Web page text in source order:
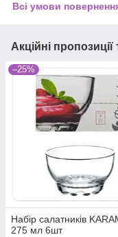
Всі умови
Акційні
–25%
Набір салатників
275 мл 6шт